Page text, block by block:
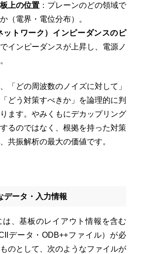
上の位置 ：プレーンのどの領域で
（電界・電位分布）。
ットワーク）インピーダンスのピ
インピーダンスが上昇し、電源ノ
「どの周波数のノイズに対して」
どう対策すべきか」を論理的に判
ます。やみくもにデカップリング
るのではなく、根拠を持った対策
共振解析の最大の価値です。
データ・入力情報
、基板のレイアウト情報を含む
データ・ODB++ファイル）が必
のとして、次のようなファイルが